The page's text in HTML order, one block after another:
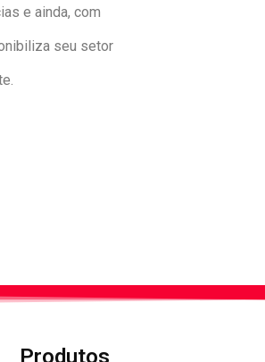
e ainda, com
seu setor
Produtos